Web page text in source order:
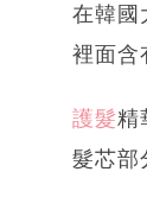
在韓國
裡面含
護髮精
髮芯部